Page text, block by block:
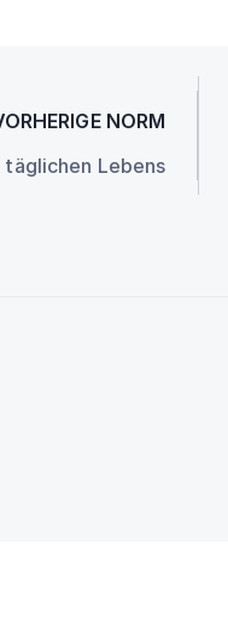
NORM
Lebens